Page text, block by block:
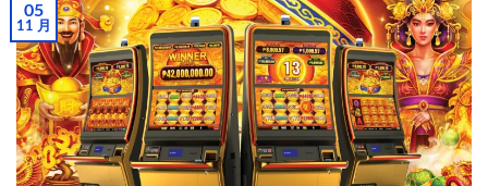
05
11 月